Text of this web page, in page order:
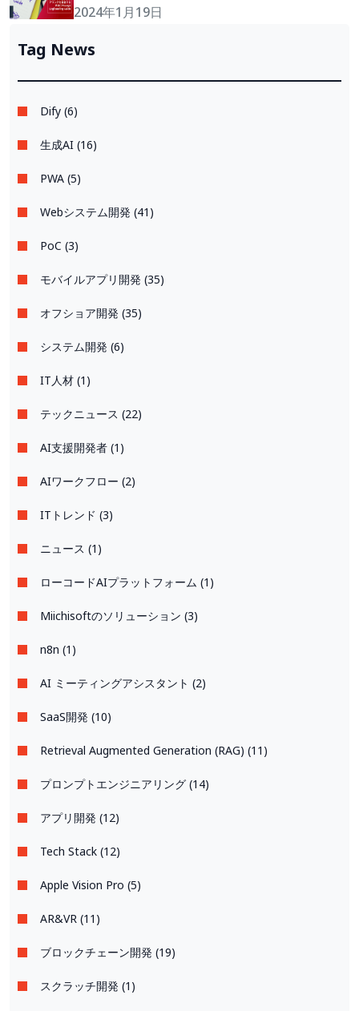
Prompt Engineering Guide
2024年1月19日
Tag News
Dify (6)
生成AI (16)
PWA (5)
Webシステム開発 (41)
PoC (3)
モバイルアプリ開発 (35)
オフショア開発 (35)
システム開発 (6)
IT人材 (1)
テックニュース (22)
AI支援開発者 (1)
AIワークフロー (2)
ITトレンド (3)
ニュース (1)
ローコードAIプラットフォーム (1)
Miichisoftのソリューション (3)
n8n (1)
AI ミーティングアシスタント (2)
SaaS開発 (10)
Retrieval Augmented Generation (RAG) (11)
プロンプトエンジニアリング (14)
アプリ開発 (12)
Tech Stack (12)
Apple Vision Pro (5)
AR&VR (11)
ブロックチェーン開発 (19)
スクラッチ開発 (1)